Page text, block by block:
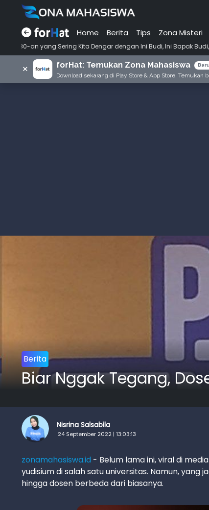
Home Berita Tips Zona Misteri
Sering Kita Dengar dengan Ini Budi, Ini Bapak Budi, Ini Adik Budi •
× forHat: Temukan Zona Mahasiswa Baru
Download sekarang di Play Store & App Store.
Berita
Biar Nggak Tegang,
Nisrina Salsabila
24 September 2022 | 13:03:13
zonamahasiswa.id - Belum lama ini, viral di
yudisium di salah satu universitas. Namun,
hingga dosen berbeda dari biasanya.